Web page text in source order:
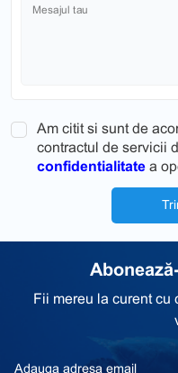
Mesajul tau
Am citit si sunt de
contractul de servicii
confidentialitate a
Fii mereu la curent cu